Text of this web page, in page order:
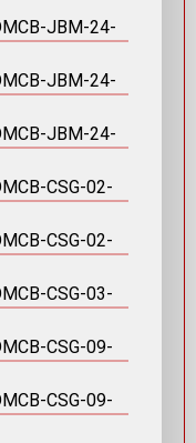
JBM-24-
JBM-24-
JBM-24-
CSG-02-
CSG-02-
CSG-03-
CSG-09-
CSG-09-